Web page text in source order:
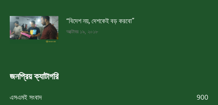
“বিদেশ নয়, দেশকেই বড় করবো”
অক্টোবর ১৯, ২০১৮
জনপ্রিয় ক্যাটাগরি
এসএমই সংবাদ
900